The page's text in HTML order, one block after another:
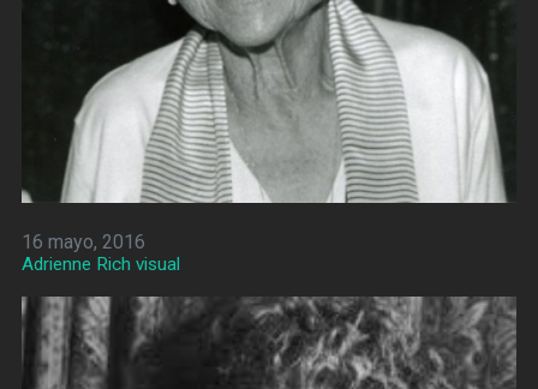
16 mayo, 2016
Adrienne Rich visual